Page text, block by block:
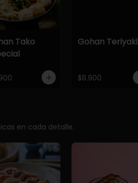
Tako
Gohan Teriyaki
$8.900
en cada detalle.